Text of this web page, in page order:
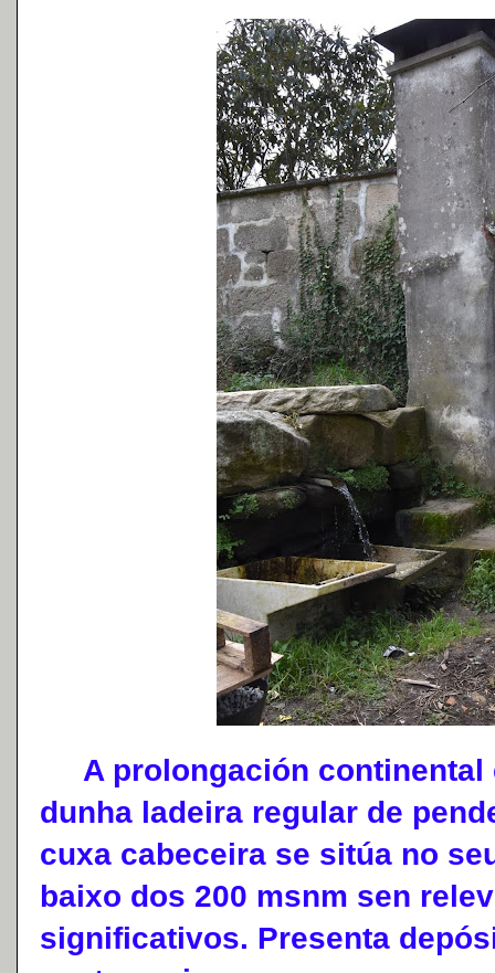
A prolongación continental
dunha ladeira regular de
cuxa cabeceira se sitúa no
baixo dos 200 msnm sen
significativos. Presenta